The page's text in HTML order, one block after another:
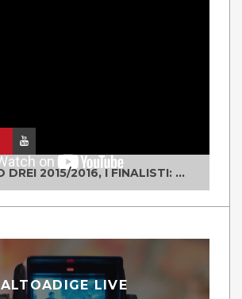
UNO TWO DREI 2015/2016, I FINALISTI: CLASSE IV ALS ISTITUTO "DEGASPERI" BORGO VALSUGANA
ALTOADIGE LIVE